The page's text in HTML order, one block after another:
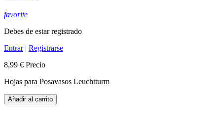
favorite
Debes de estar registrado
Entrar| Registrarse
8,99 € Precio
Hojas para Posavasos Leuchtturm
Añadir al carrito